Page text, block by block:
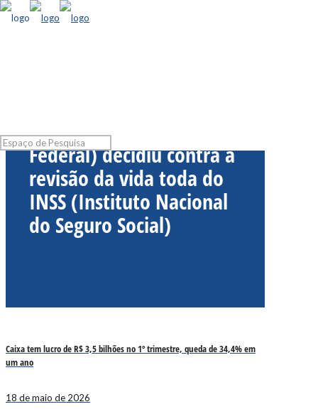
STF (Supremo Tribunal
Federal) decidiu contra a
revisão da vida toda do
INSS (Instituto Nacional
do Seguro Social)
Caixa tem lucro de R$ 3,5 bilhões no 1º trimestre, queda de 34,4% em
um ano
18 de maio de 2026